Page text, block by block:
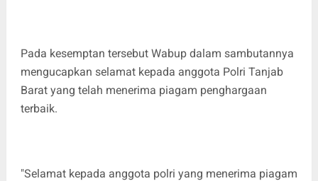
Pada kesemptan tersebut Wabup dalam sambutannya
mengucapkan selamat kepada anggota Polri Tanjab
Barat yang telah menerima piagam penghargaan
terbaik.
"Selamat kepada anggota polri yang menerima piagam